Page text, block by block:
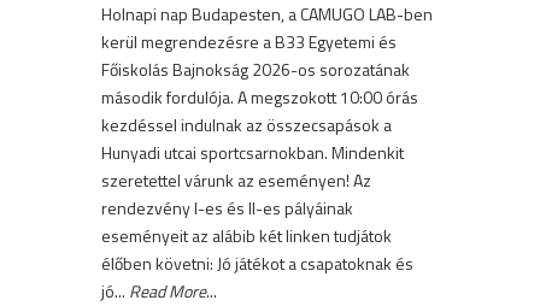
Holnapi nap Budapesten, a CAMUGO LAB-ben
kerül megrendezésre a B33 Egyetemi és
Főiskolás Bajnokság 2026-os sorozatának
második fordulója. A megszokott 10:00 órás
kezdéssel indulnak az összecsapások a
Hunyadi utcai sportcsarnokban. Mindenkit
szeretettel várunk az eseményen! Az
rendezvény I-es és II-es pályáinak
eseményeit az alábib két linken tudjátok
élőben követni: Jó játékot a csapatoknak és
jó... Read More...